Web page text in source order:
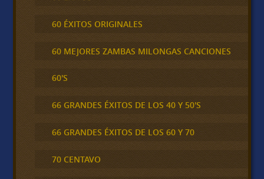
60 ÉXITOS ORIGINALES
60 MEJORES ZAMBAS MILONGAS CANCIONES
60'S
66 GRANDES ÉXITOS DE LOS 40 Y 50'S
66 GRANDES ÉXITOS DE LOS 60 Y 70
70 CENTAVO